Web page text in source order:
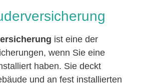
ist eine der
wenn Sie eine
haben. Sie deckt
und an fest installierten